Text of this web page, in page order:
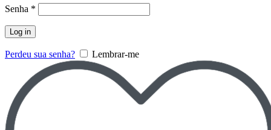
Senha *
Log in
Perdeu sua senha? Lembrar-me